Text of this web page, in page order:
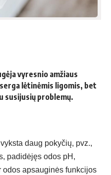
vyresnio amžiaus
lėtinėmis ligomis, bet
susijusių problemų.
daug pokyčių, pvz.,
padidėjęs odos pH,
apsauginės funkcijos